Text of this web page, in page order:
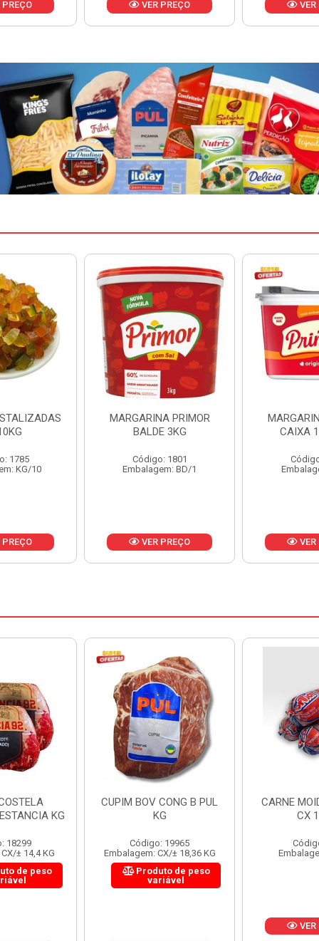
PREÇO VER PREÇO VER
PRIMOR
3KG
1801
BD/1
PREÇO
MARGARINA PRIMOR
CAIXA 12X500G
Código: 1797
Embalagem: CX/1
VER PREÇO VER
B PUL
19965
± 18,36 KG
de peso
CARNE MOIDA FORTBOI
CX 10KG
Código: 200
Embalagem: KG/10
LOMBINHO
Embalagem: